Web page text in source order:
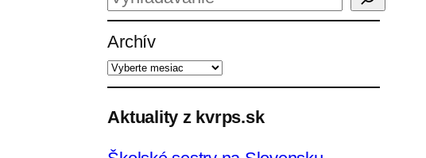
ľ
a
d
a
ť
Archív
Aktuality z kvrps.sk